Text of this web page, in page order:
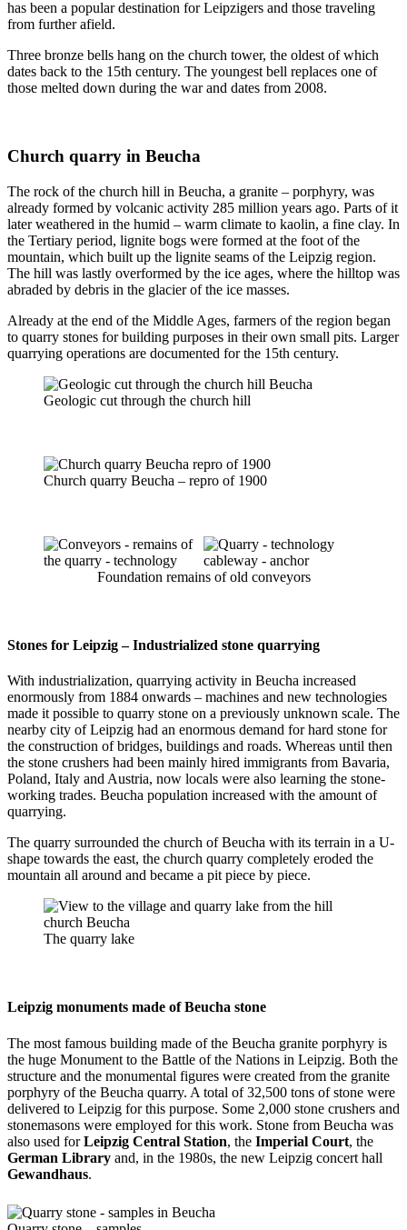
has been a popular destination for Leipzigers and those traveling
from further afield.
Three bronze bells hang on the church tower, the oldest of which
dates back to the 15th century. The youngest bell replaces one of
those melted down during the war and dates from 2008.
Church quarry in Beucha
The rock of the church hill in Beucha, a granite – porphyry, was
already formed by volcanic activity 285 million years ago. Parts of it
later weathered in the humid – warm climate to kaolin, a fine clay. In
the Tertiary period, lignite bogs were formed at the foot of the
mountain, which built up the lignite seams of the Leipzig region.
The hill was lastly overformed by the ice ages, where the hilltop was
abraded by debris in the glacier of the ice masses.
Already at the end of the Middle Ages, farmers of the region began
to quarry stones for building purposes in their own small pits. Larger
quarrying operations are documented for the 15th century.
Geologic cut through the church hill
Church quarry Beucha – repro of 1900
Foundation remains of old conveyors
Stones for Leipzig – Industrialized stone quarrying
With industrialization, quarrying activity in Beucha increased
enormously from 1884 onwards – machines and new technologies
made it possible to quarry stone on a previously unknown scale. The
nearby city of Leipzig had an enormous demand for hard stone for
the construction of bridges, buildings and roads. Whereas until then
the stone crushers had been mainly hired immigrants from Bavaria,
Poland, Italy and Austria, now locals were also learning the stone-
working trades. Beucha population increased with the amount of
quarrying.
The quarry surrounded the church of Beucha with its terrain in a U-
shape towards the east, the church quarry completely eroded the
mountain all around and became a pit piece by piece.
The quarry lake
Leipzig monuments made of Beucha stone
The most famous building made of the Beucha granite porphyry is
the huge Monument to the Battle of the Nations in Leipzig. Both the
structure and the monumental figures were created from the granite
porphyry of the Beucha quarry. A total of 32,500 tons of stone were
delivered to Leipzig for this purpose. Some 2,000 stone crushers and
stonemasons were employed for this work. Stone from Beucha was
also used forLeipzig Central Station, the Imperial Court, the
German Library and, in the 1980s, the new Leipzig concert hall
Gewandhaus.